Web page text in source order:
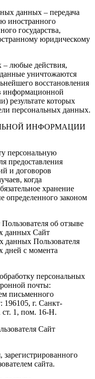
данных – передача
иностранного
государства,
юридическому
любые действия,
данные уничтожаются
восстановления
информационной
результате которых
персональных данных.
ИНФОРМАЦИИ
персональную
предоставления
и договоров
когда
хранение
определенного законом
об отзыве
данных Сайт
данных Пользователя
дней с момента
персональных
почты:
письменного
196105, г. Санкт-
1, пом. 16-Н.
Сайт
сайта.